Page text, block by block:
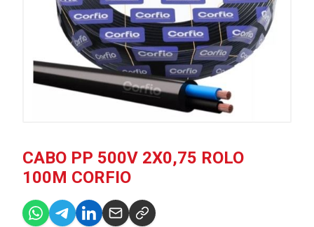
CABO PP 500V 2X0,75 ROLO
100M CORFIO